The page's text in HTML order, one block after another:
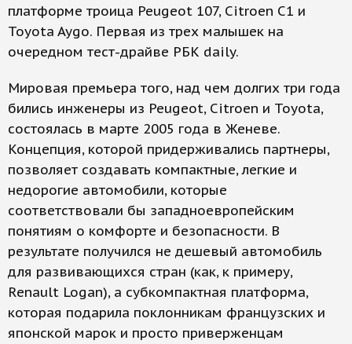
платформе троица Peugeot 107, Citroen C1 и
Toyota Aygo. Первая из трех малышек на
очередном тест-драйве РБК daily.
Мировая премьера того, над чем долгих три года
бились инженеры из Peugeot, Citroen и Toyota,
состоялась в марте 2005 года в Женеве.
Концепция, которой придерживались партнеры,
позволяет создавать компактные, легкие и
недорогие автомобили, которые
соответствовали бы западноевропейским
понятиям о комфорте и безопасности. В
результате получился не дешевый автомобиль
для развивающихся стран (как, к примеру,
Renault Logan), а субкомпактная платформа,
которая подарила поклонникам французских и
японской марок и просто приверженцам